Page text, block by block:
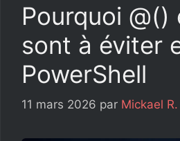
Pourquoi @()
sont à éviter
PowerShell
11 mars 2026 par Mickael R.